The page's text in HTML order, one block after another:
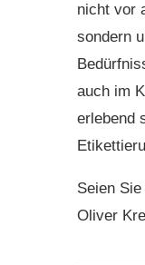
nicht vor
sondern
auch im
erlebend
Seien
Oliver